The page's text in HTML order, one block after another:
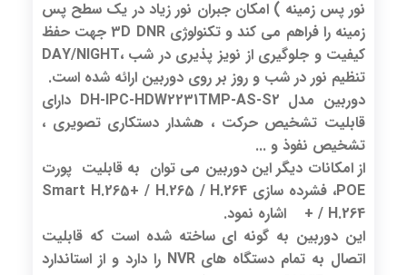
نور پس زمینه ) امکان جبران نور زیاد در یک سطح پس
زمینه را فراهم می کند و تکنولوژی 3D DNR جهت حفظ
کیفیت و جلوگیری از نویز پذیری در شب ،DAY/NIGHT
تنظیم نور در شب و روز بر روی دوربین ارائه شده است.
دوربین مدل DH-IPC-HDW2231TMP-AS-S2 دارای
قابلیت تشخیص حرکت ، هشدار دستکاری تصویری ،
تشخیص نفوذ و ...
از امکانات دیگر این دوربین می توان به قابلیت پورت
POE، فشرده سازی Smart H.265+ / H.265 / H.264
+ / H.264 اشاره نمود.
این دوربین به گونه ای ساخته شده است که قابلیت
اتصال به تمام دستگاه های NVR را دارد و از استاندارد